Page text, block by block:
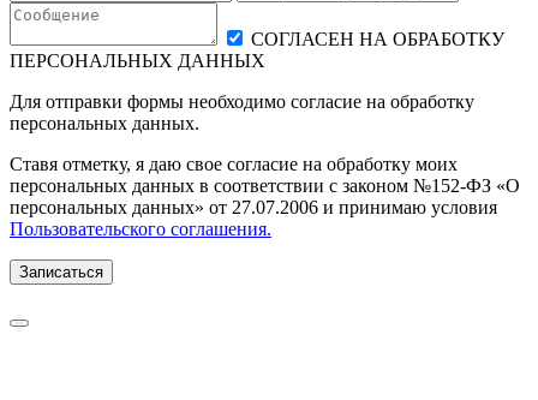
СОГЛАСЕН НА ОБРАБОТКУ
ПЕРСОНАЛЬНЫХ ДАННЫХ
Для отправки формы необходимо согласие на обработку
персональных данных.
Ставя отметку, я даю свое согласие на обработку моих
персональных данных в соответствии с законом №152-ФЗ «О
персональных данных» от 27.07.2006 и принимаю условия
Пользовательского соглашения.
Записаться